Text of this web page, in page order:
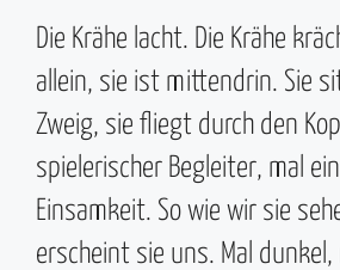
Die Krähe lacht. Die Krähe
allein, sie ist mittendrin. Sie
Zweig, sie fliegt durch den
spielerischer Begleiter, mal
Einsamkeit. So wie wir sie
erscheint sie uns. Mal dunkel,